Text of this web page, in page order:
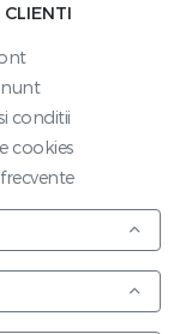
conditii
cookies